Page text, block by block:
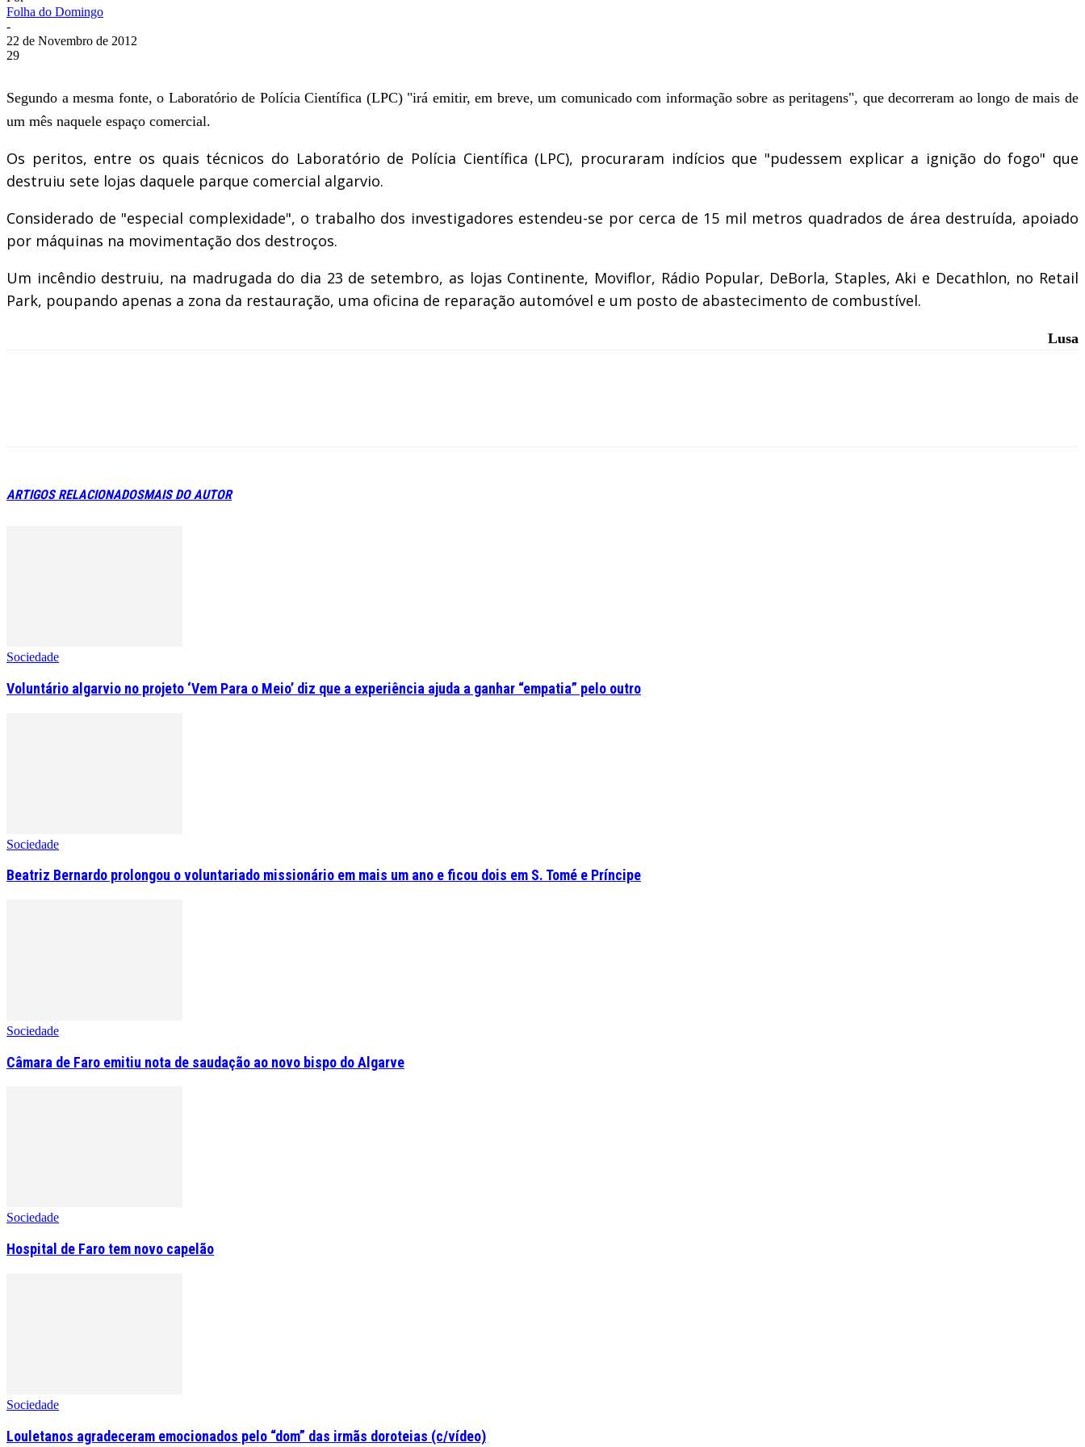
Folha do Domingo
-
22 de Novembro de 2012
29
Segundo a mesma fonte, o Laboratório de Polícia Científica (LPC) "irá emitir, em breve, um comunicado com informação sobre as peritagens", que decorreram ao longo de mais de
um mês naquele espaço comercial.
Os peritos, entre os quais técnicos do Laboratório de Polícia Científica (LPC), procuraram indícios que "pudessem explicar a ignição do fogo" que
destruiu sete lojas daquele parque comercial algarvio.
Considerado de "especial complexidade", o trabalho dos investigadores estendeu-se por cerca de 15 mil metros quadrados de área destruída, apoiado
por máquinas na movimentação dos destroços.
Um incêndio destruiu, na madrugada do dia 23 de setembro, as lojas Continente, Moviflor, Rádio Popular, DeBorla, Staples, Aki e Decathlon, no Retail
Park, poupando apenas a zona da restauração, uma oficina de reparação automóvel e um posto de abastecimento de combustível.
Lusa
ARTIGOS RELACIONADOSMAIS DO AUTOR
Sociedade
Voluntário algarvio no projeto ‘Vem Para o Meio’ diz que a experiência ajuda a ganhar “empatia” pelo outro
Sociedade
Beatriz Bernardo prolongou o voluntariado missionário em mais um ano e ficou dois em S. Tomé e Príncipe
Sociedade
Câmara de Faro emitiu nota de saudação ao novo bispo do Algarve
Sociedade
Hospital de Faro tem novo capelão
Sociedade
Louletanos agradeceram emocionados pelo “dom” das irmãs doroteias (c/vídeo)